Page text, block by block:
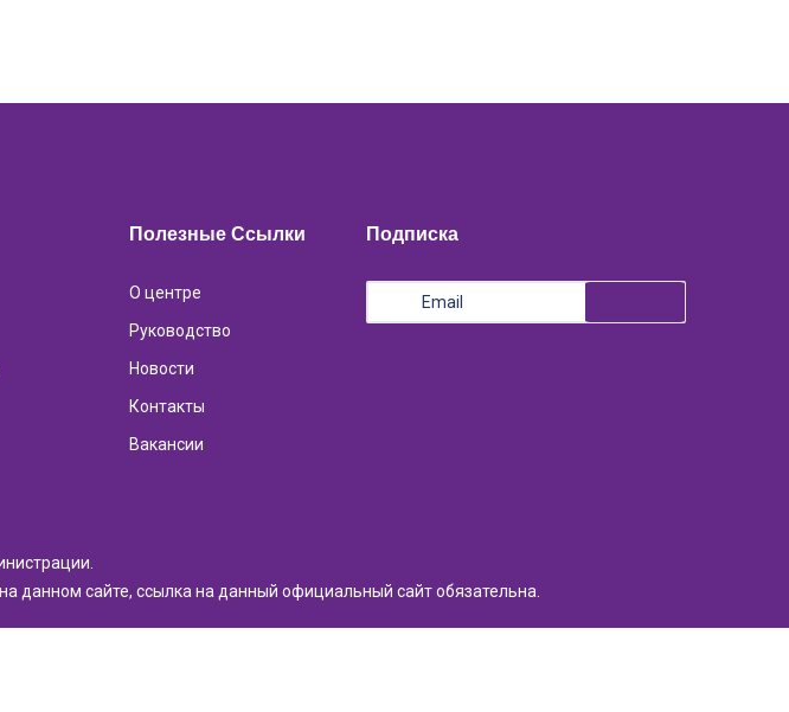
Полезные Ссылки
О центре
Руководство
Новости
Контакты
Вакансии
Подписка
данном сайте, ссылка на данный официальный сайт обязательна.